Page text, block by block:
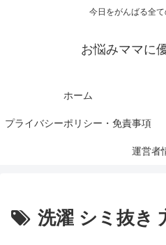
今日をがんばる全
お悩みママに
ホーム
プライバシーポリシー・免責事項
運営者
洗濯 シミ抜き